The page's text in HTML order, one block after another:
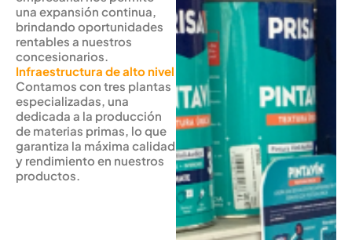
una expansión continua,
brindando oportunidades
rentables a nuestros
concesionarios.
Infraestructura de alto nivel
Contamos con tres plantas
especializadas, una
dedicada a la producción
de materias primas, lo que
garantiza la máxima calidad
y rendimiento en nuestros
productos.